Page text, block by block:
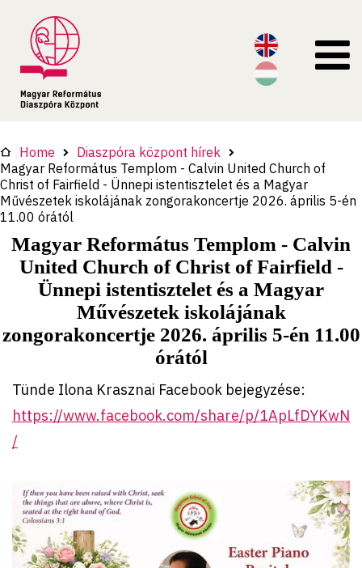
Home
Diaszpóra központ hírek
Magyar Református Templom - Calvin United Church of
Christ of Fairfield - Ünnepi istentisztelet és a Magyar
Művészetek iskolájának zongorakoncertje 2026. április 5-én
11.00 órától
Magyar Református Templom - Calvin
United Church of Christ of Fairfield -
Ünnepi istentisztelet és a Magyar
Művészetek iskolájának
zongorakoncertje 2026. április 5-én 11.00
órától
Tünde Ilona Krasznai Facebook bejegyzése:
https://www.facebook.com/share/p/1ApLfDYKwN
/